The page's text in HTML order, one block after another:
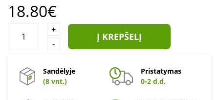
18.80€
+
-
Į KREPŠELĮ
Sandėlyje
(8 vnt.)
Pristatymas
0-2 d.d.